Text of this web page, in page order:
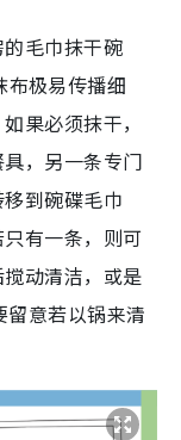
毛巾抹干碗
极易传播细
果必须抹干，
，另一条专门
到碗碟毛巾
有一条，则可
动清洁，或是
留意若以锅来清